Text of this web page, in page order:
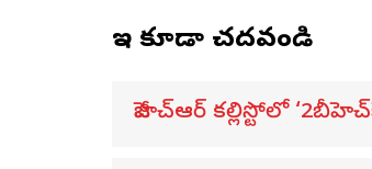
ఇవి కూడా చదవండి
జీహెచ్ఆర్ కల్లిస్టోలో